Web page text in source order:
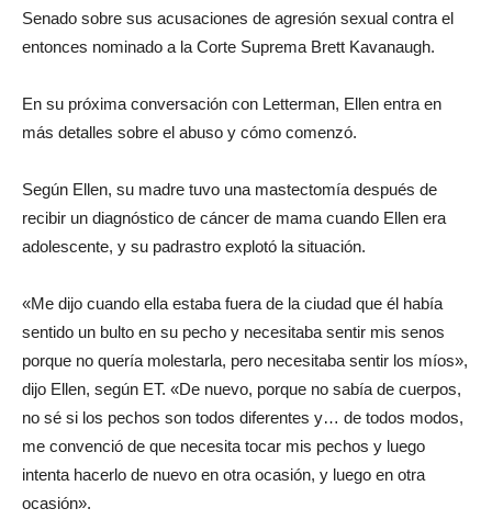
Senado sobre sus acusaciones de agresión sexual contra el
entonces nominado a la Corte Suprema Brett Kavanaugh.
En su próxima conversación con Letterman, Ellen entra en
más detalles sobre el abuso y cómo comenzó.
Según Ellen, su madre tuvo una mastectomía después de
recibir un diagnóstico de cáncer de mama cuando Ellen era
adolescente, y su padrastro explotó la situación.
«Me dijo cuando ella estaba fuera de la ciudad que él había
sentido un bulto en su pecho y necesitaba sentir mis senos
porque no quería molestarla, pero necesitaba sentir los míos»,
dijo Ellen, según ET. «De nuevo, porque no sabía de cuerpos,
no sé si los pechos son todos diferentes y… de todos modos,
me convenció de que necesita tocar mis pechos y luego
intenta hacerlo de nuevo en otra ocasión, y luego en otra
ocasión».